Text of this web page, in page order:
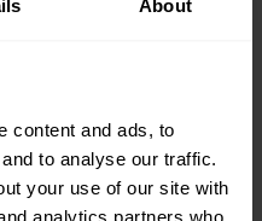
About
content and ads, to
to analyse our traffic.
your use of our site with
analytics partners who
69 Kč
114 Kč